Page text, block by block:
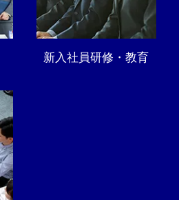
新入社員研修・教育